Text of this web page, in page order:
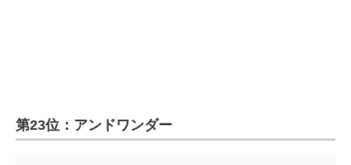
第23位：アンドワンダー